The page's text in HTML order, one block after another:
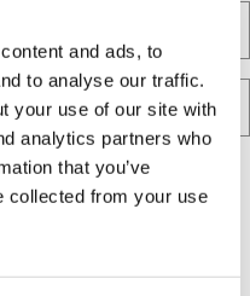
and ads, to
to analyse our traffic.
your use of our site with
analytics partners who
that you’ve
collected from your use
stil til din hverdagsgarderobe.
rund halsudskæring har den
hele dagen. Et retro-
og standardlængden gør den